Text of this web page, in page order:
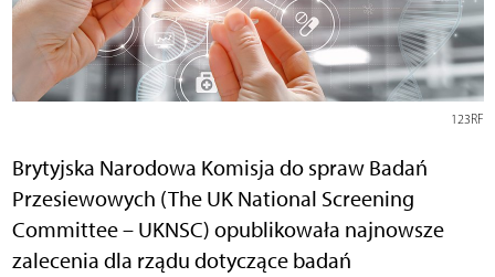
123RF
Brytyjska Narodowa Komisja do spraw Badań
Przesiewowych (The UK National Screening
Committee – UKNSC) opublikowała najnowsze
zalecenia dla rządu dotyczące badań